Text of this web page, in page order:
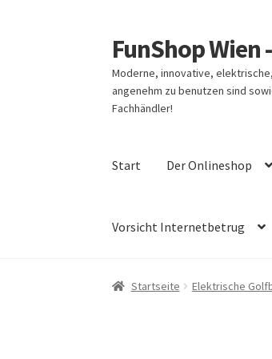
Zur
Navigation
springen
Zum
Inhalt
springen
FunShop
Moderne, innovative,
angenehm zu benutzen sind
Fachhändler!
Start Der Onlineshop
Vorsicht Internetbetrug
Startseite Elektrische